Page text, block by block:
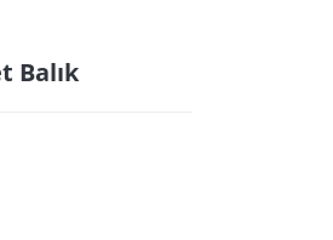
Balık